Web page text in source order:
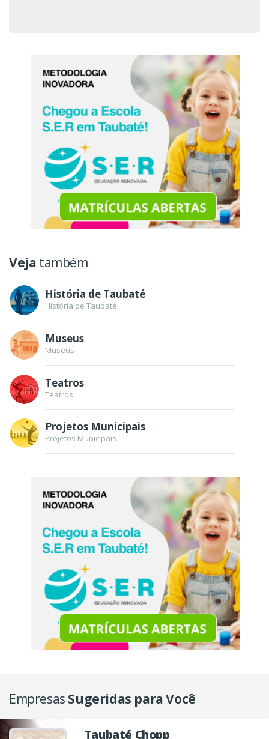
Veja também
História de Taubaté
História de Taubaté
Museus
Museus
Teatros
Teatros
Projetos Municipais
Projetos Municipais
Empresas Sugeridas para Você
Taubaté Chopp